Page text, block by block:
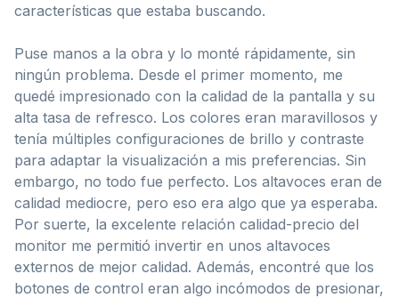
características que estaba buscando.
Puse manos a la obra y lo monté rápidamente, sin
ningún problema. Desde el primer momento, me
quedé impresionado con la calidad de la pantalla y su
alta tasa de refresco. Los colores eran maravillosos y
tenía múltiples configuraciones de brillo y contraste
para adaptar la visualización a mis preferencias. Sin
embargo, no todo fue perfecto. Los altavoces eran de
calidad mediocre, pero eso era algo que ya esperaba.
Por suerte, la excelente relación calidad-precio del
monitor me permitió invertir en unos altavoces
externos de mejor calidad. Además, encontré que los
botones de control eran algo incómodos de presionar,